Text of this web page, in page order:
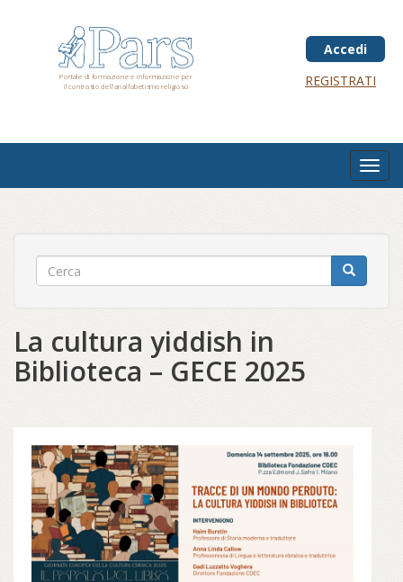
contenuto
Portale di formazione e informazione per
il contrasto dell'analfabetismo religioso
Accedi
REGISTRATI
La cultura yiddish in
Biblioteca – GECE 2025